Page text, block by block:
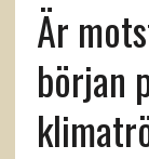
Är
början